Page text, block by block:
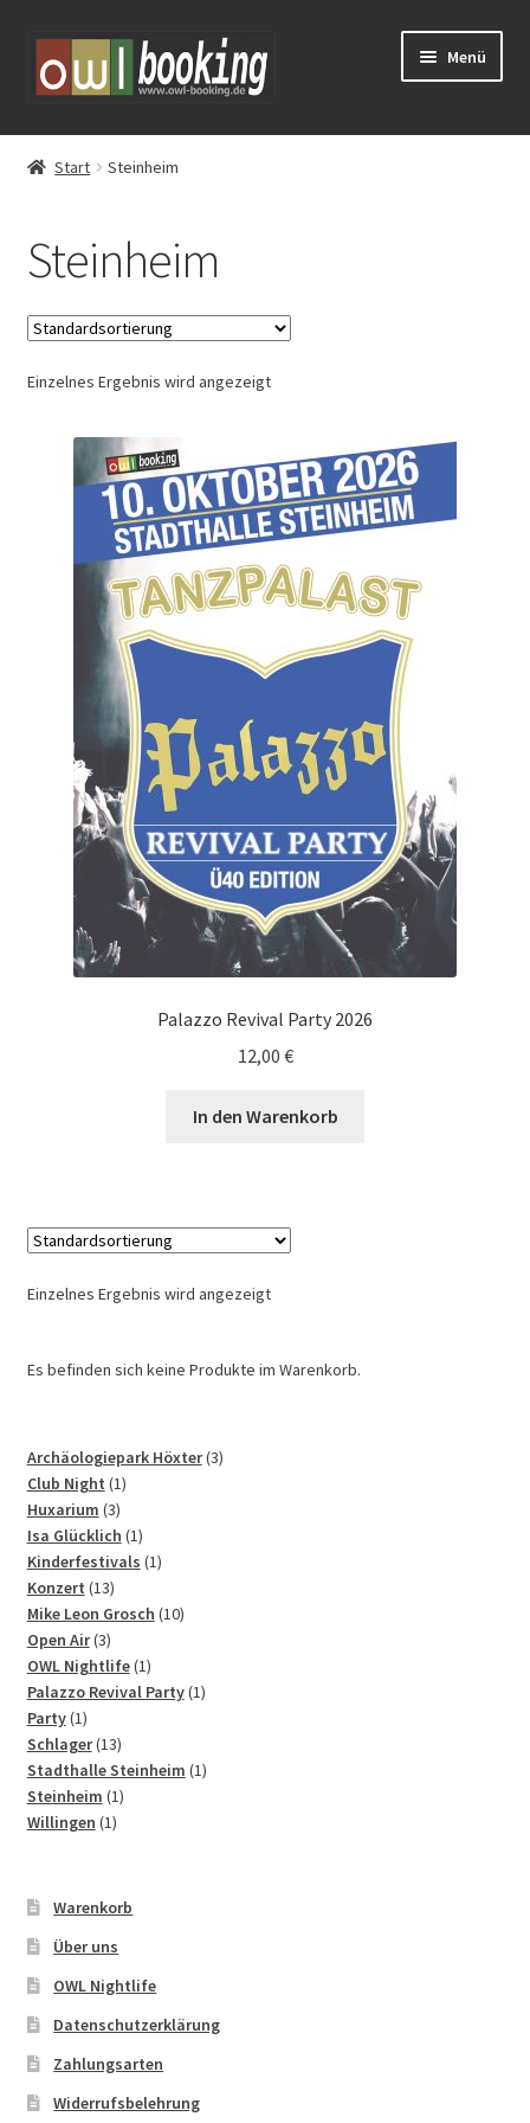
Zur
Navigation
springen
Zum
Inhalt
springen
Menü
Tickets
Vorverkauf
Eventschirme mieten
Schlosstheater Fürstenberg – Kreuz & Quer
Start Steinheim
Steinheim
Einzelnes Ergebnis wird angezeigt
Palazzo Revival Party 2026
12,00 €
In den Warenkorb
Einzelnes Ergebnis wird angezeigt
Es befinden sich keine Produkte im Warenkorb.
Archäologiepark Höxter 33
Club Night 11
Huxarium 33
Produkte
Isa Glücklich 11
Produkt
Kinderfestivals 11
Konzert 1313
Produkte
Mike Leon Grosch 1010
Open Air 33
Produkte
OWL Nightlife 11
Produkt
Palazzo Revival Party 11
Party 11
Produkt
Schlager 1313
Produkte
Stadthalle Steinheim 11
Steinheim 11
Willingen 11
Warenkorb
Über uns
OWL Nightlife
Datenschutzerklärung
Zahlungsarten
Widerrufsbelehrung